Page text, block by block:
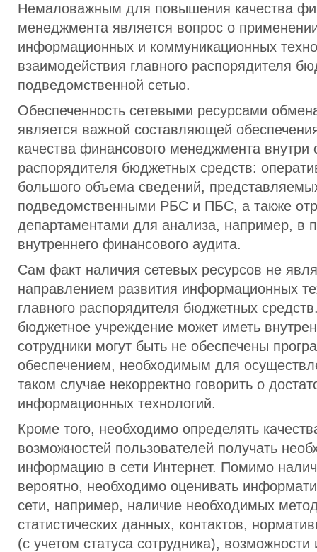
Немаловажным для повышения качества
менеджмента является вопрос о
информационных и коммуникационных
взаимодействия главного распорядителя
подведомственной сетью.
Обеспеченность сетевыми ресурсами
является важной составляющей
качества финансового менеджмента внутри
распорядителя бюджетных средств:
большого объема сведений,
подведомственными РБС и ПБС, а также
департаментами для анализа, например, в
внутреннего финансового аудита.
Сам факт наличия сетевых ресурсов не
направлением развития информационных
главного распорядителя бюджетных
бюджетное учреждение может иметь
сотрудники могут быть не обеспечены
обеспечением, необходимым для
таком случае некорректно говорить о
информационных технологий.
Кроме того, необходимо определять
возможностей пользователей получать
информацию в сети Интернет. Помимо
вероятно, необходимо оценивать
сети, например, наличие необходимых
статистических данных, контактов,
(с учетом статуса сотрудника), возможности